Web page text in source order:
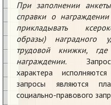
При заполнении
справки о
прикладывать
образы) наградного
трудовой книжки,
награждении.
характера
запросы являются
социально-правового